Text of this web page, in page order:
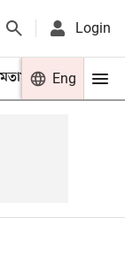
Login
মতামত খেলা
Eng